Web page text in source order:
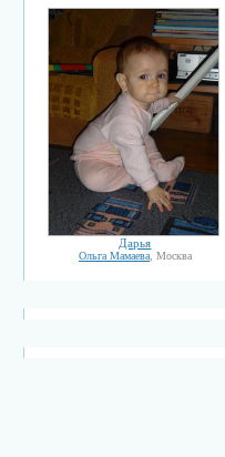
Дарья
Ольга Мамаева, Москва